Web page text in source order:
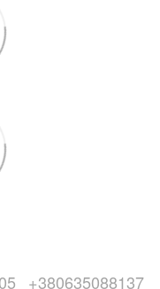
+380635088137